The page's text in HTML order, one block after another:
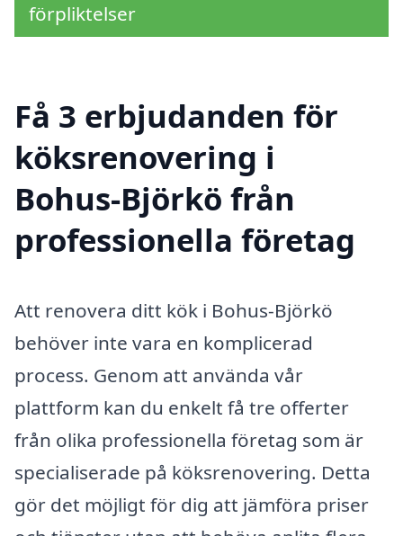
förpliktelser
Få 3 erbjudanden för
köksrenovering i
Bohus-Björkö från
professionella företag
Att renovera ditt kök i Bohus-Björkö
behöver inte vara en komplicerad
process. Genom att använda vår
plattform kan du enkelt få tre offerter
från olika professionella företag som är
specialiserade på köksrenovering. Detta
gör det möjligt för dig att jämföra priser